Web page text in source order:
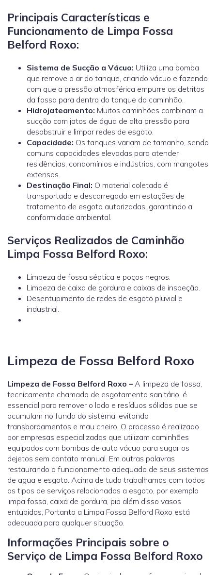
Principais Características e
Funcionamento de Limpa Fossa
Belford Roxo:
Sistema de Sucção a Vácuo: Utiliza uma bomba
que remove o ar do tanque, criando vácuo e fazendo
com que a pressão atmosférica empurre os detritos
da fossa para dentro do tanque do caminhão.
Hidrojateamento: Muitos caminhões combinam a
sucção com jatos de água de alta pressão para
desobstruir e limpar redes de esgoto.
Capacidade: Os tanques variam de tamanho, sendo
comuns capacidades elevadas para atender
residências, condomínios e indústrias, com mangotes
extensos.
Destinação Final: O material coletado é
transportado e descarregado em estações de
tratamento de esgoto autorizadas, garantindo a
conformidade ambiental.
Serviços Realizados de Caminhão
Limpa Fossa Belford Roxo:
Limpeza de fossa séptica e poços negros.
Limpeza de caixa de gordura e caixas de inspeção.
Desentupimento de redes de esgoto pluvial e
industrial.
Limpeza de Fossa Belford Roxo
Limpeza de Fossa Belford Roxo – A limpeza de fossa,
tecnicamente chamada de esgotamento sanitário, é
essencial para remover o lodo e resíduos sólidos que se
acumulam no fundo do sistema, evitando
transbordamentos e mau cheiro. O processo é realizado
por empresas especializadas que utilizam caminhões
equipados com bombas de auto vácuo para sugar os
dejetos sem contato manual. Em outras palavras
restaurando o funcionamento adequado de seus sistemas
de agua e esgoto. Acima de tudo trabalhamos com todos
os tipos de serviços relacionados a esgoto, por exemplo
limpa fossa, caixa de gordura, pia além disso vasos
entupidos, Portanto a Limpa Fossa Belford Roxo está
adequada para qualquer situação.
Informações Principais sobre o
Serviço de Limpa Fossa Belford Roxo